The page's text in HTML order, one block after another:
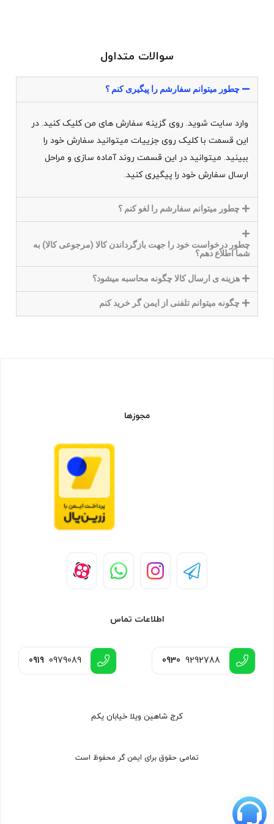
سوالات متداول
چطور میتوانم سفارشم را پیگیری کنم ؟
وارد سایت شوید. روی گزینه سفارش های من کلیک کنید. در
این قسمت با کلیک روی جزییات میتوانید سفارش خود را
ببینید. میتوانید در این قسمت روند آماده سازی و مراحل
ارسال سفارش خود را پیگیری کنید.
چطور میتوانم سفارشم را لغو کنم ؟
چطور درخواست خود را جهت بازگرداندن کالا (مرجوعی کالا) به
شما اطلاع دهم؟
هزینه ی ارسال کالا چگونه محاسبه میشود؟
چگونه میتوانم تلفنی از ایمن گر خرید کنم
مجوزها
اطلاعات تماس
0930 9292788
0919 0979089
کرج شاهین ویلا خیابان یکم
تمامی حقوق برای ایمن گر محفوظ است